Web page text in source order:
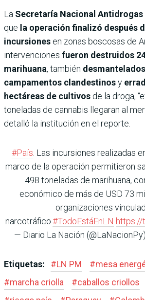
La Secretaría Nacional Antidrogas
que la operación finalizó después
incursiones en zonas boscosas de
intervenciones fueron destruidos
marihuana, también
campamentos clandestinosy
hectáreas de cultivos de la droga,
toneladas de cannabis llegaran al
detalló la institución en el reporte.
#País . Las incursiones realizadas
marco de la operación permitieron
498 toneladas de marihuana,
económico de más de USD 73
organizaciones
narcotráfico.#TodoEstáEnLN https://
— Diario La Nación (@LaNacionPy)
Etiquetas: #LN PM #mesa
#marcha criolla #caballos criollos